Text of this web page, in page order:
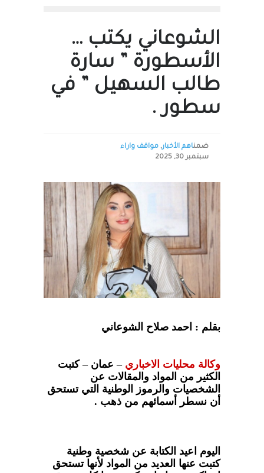
الشوعاني يكتب …
الأسطورة ” سارة
طالب السهيل ” في
سطور .
ضمناهم الأخبار, مواقف واراء
سبتمبر 30, 2025
بقلم : احمد صلاح الشوعاني
وكالة محليات الاخباري– عمان – كتبت
الكثير من المواد والمقالات عن
الشخصيات والرموز الوطنية التي تستحق
أن نسطر أسمائهم من ذهب .
اليوم اعيد الكتابة عن شخصية وطنية
كتبت عنها العديد من المواد لأنها تستحق